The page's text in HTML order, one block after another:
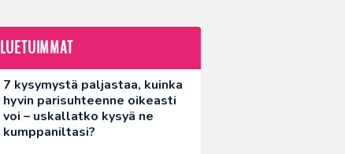
LUETUIMMAT
7 kysymystä paljastaa, kuinka
hyvin parisuhteenne oikeasti
voi – uskallatko kysyä ne
kumppaniltasi?